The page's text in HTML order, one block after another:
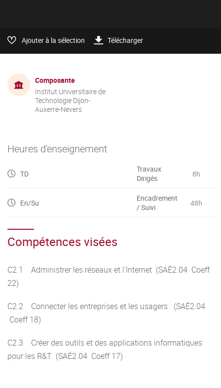
Ajouter à la sélection Télécharger
Composante
Institut Universitaire de
Technologie Dijon-
Auxerre-Nevers
Heures d'enseignement
TD
Travaux
Dirigés
8h
En/Su
Encadrement
/ Suivi
48h
Compétences visées
C2.1 Administrer les réseaux et l'Internet (SAÉ2.04 Coeff
22)
C2.2 Connecter les entreprises et les usagers (SAÉ2.04
Coeff 18)
C2.3 Créer des outils et des applications informatiques
pour les R&T (SAÉ2.04 Coeff 17)